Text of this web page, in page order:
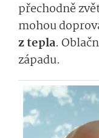
přechodně
mohou
z tepla.
západu.